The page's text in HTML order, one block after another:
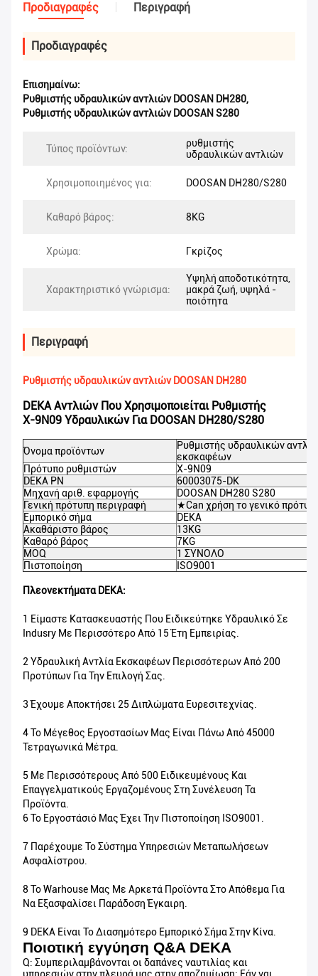
Προδιαγραφές Περιγραφή
Προδιαγραφές
Επισημαίνω:
Ρυθμιστής υδραυλικών αντλιών DOOSAN DH280,
Ρυθμιστής υδραυλικών αντλιών DOOSAN S280
Τύπος προϊόντων:
ρυθμιστής
υδραυλικών αντλιών
Χρησιμοποιημένος για: DOOSAN DH280/S280
Καθαρό βάρος: 8KG
Χρώμα: Γκρίζος
Χαρακτηριστικό γνώρισμα:
Υψηλή αποδοτικότητα,
μακρά ζωή, υψηλά -
ποιότητα
Περιγραφή
Ρυθμιστής υδραυλικών αντλιών DOOSAN DH280
DEKA Αντλιών Που Χρησιμοποιείται Ρυθμιστής
Χ-9N09 Υδραυλικών Για DOOSAN DH280/S280
Όνομα προϊόντων
Ρυθμιστής υδραυλικών
εκσκαφέων
Πρότυπο ρυθμιστών
Χ-9N09
DEKA PN
60003075-DK
Μηχανή αριθ. εφαρμογής
DOOSAN DH280 S280
Γενική πρότυπη περιγραφή
★Can χρήση το γενικό
Εμπορικό σήμα
DEKA
Ακαθάριστο βάρος
13KG
Καθαρό βάρος
7KG
MOQ
1 ΣΥΝΟΛΟ
Πιστοποίηση
ISO9001
Πλεονεκτήματα DEKA:
1 Είμαστε Κατασκευαστής Που Ειδικεύτηκε Υδραυλικό Σε
Indusry Με Περισσότερο Από 15 Έτη Εμπειρίας.
2 Υδραυλική Αντλία Εκσκαφέων Περισσότερων Από 200
Προτύπων Για Την Επιλογή Σας.
3 Έχουμε Αποκτήσει 25 Διπλώματα Ευρεσιτεχνίας.
4 Το Μέγεθος Εργοστασίων Μας Είναι Πάνω Από 45000
Τετραγωνικά Μέτρα.
5 Με Περισσότερους Από 500 Ειδικευμένους Και
Επαγγελματικούς Εργαζομένους Στη Συνέλευση Τα
Προϊόντα.
6 Το Εργοστάσιό Μας Έχει Την Πιστοποίηση ISO9001.
7 Παρέχουμε Το Σύστημα Υπηρεσιών Μεταπωλήσεων
Ασφαλίστρου.
8 Το Warhouse Μας Με Αρκετά Προϊόντα Στο Απόθεμα Για
Να Εξασφαλίσει Παράδοση Έγκαιρη.
9 DEKA Είναι Το Διασημότερο Εμπορικό Σήμα Στην Κίνα.
Ποιοτική εγγύηση Q&A DEKA
Q: Συμπεριλαμβάνονται οι δαπάνες ναυτιλίας και